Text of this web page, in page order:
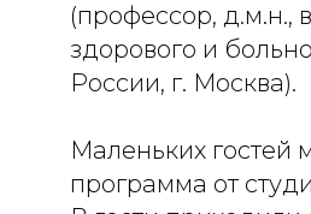
(профессор, д.м.н.,
здорового и
России, г. Москва).
Маленьких гостей
программа от